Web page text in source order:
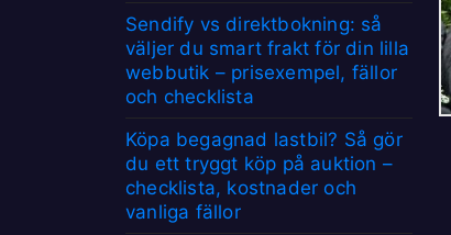
Sendify vs direktbokning: så
väljer du smart frakt för din lilla
webbutik – prisexempel, fällor
och checklista
Köpa begagnad lastbil? Så gör
du ett tryggt köp på auktion –
checklista, kostnader och
vanliga fällor